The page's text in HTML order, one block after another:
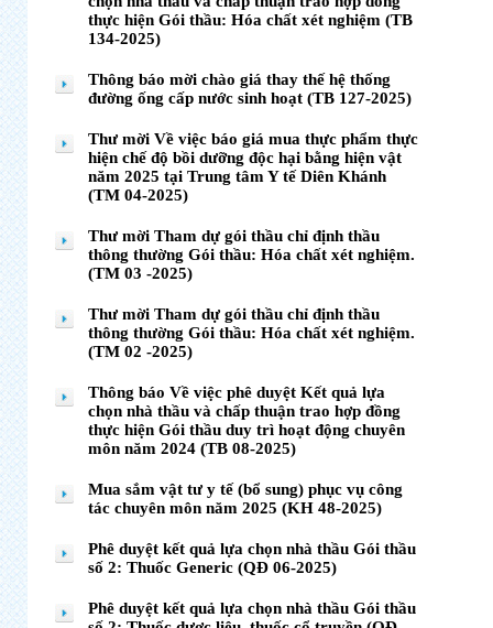
thực hiện Gói thầu: Hóa chất xét nghiệm (TB
134-2025)
Thông báo mời chào giá thay thế hệ thống
đường ống cấp nước sinh hoạt (TB 127-2025)
Thư mời Về việc báo giá mua thực phẩm thực
hiện chế độ bồi dưỡng độc hại bằng hiện vật
năm 2025 tại Trung tâm Y tế Diên Khánh
(TM 04-2025)
Thư mời Tham dự gói thầu chỉ định thầu
thông thường Gói thầu: Hóa chất xét nghiệm.
(TM 03 -2025)
Thư mời Tham dự gói thầu chỉ định thầu
thông thường Gói thầu: Hóa chất xét nghiệm.
(TM 02 -2025)
Thông báo Về việc phê duyệt Kết quả lựa
chọn nhà thầu và chấp thuận trao hợp đồng
thực hiện Gói thầu duy trì hoạt động chuyên
môn năm 2024 (TB 08-2025)
Mua sắm vật tư y tế (bổ sung) phục vụ công
tác chuyên môn năm 2025 (KH 48-2025)
Phê duyệt kết quả lựa chọn nhà thầu Gói thầu
số 2: Thuốc Generic (QĐ 06-2025)
Phê duyệt kết quả lựa chọn nhà thầu Gói thầu